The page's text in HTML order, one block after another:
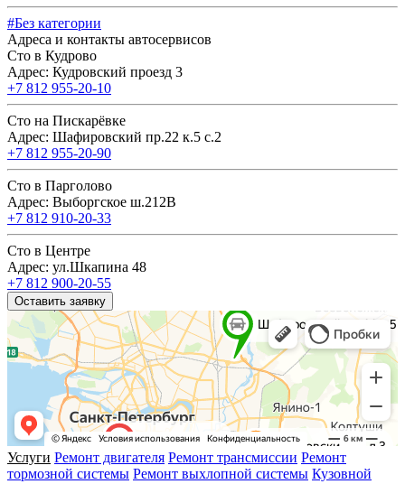
#Без категории
Адреса и контакты автосервисов
Сто в Кудрово
Адрес: Кудровский проезд 3
+7 812 955-20-10
Сто на Пискарёвке
Адрес: Шафировский пр.22 к.5 с.2
+7 812 955-20-90
Сто в Парголово
Адрес: Выборгское ш.212В
+7 812 910-20-33
Сто в Центре
Адрес: ул.Шкапина 48
+7 812 900-20-55
Оставить заявку
Услуги Ремонт двигателя Ремонт трансмиссии Ремонт
тормозной системы Ремонт выхлопной системы Кузовной